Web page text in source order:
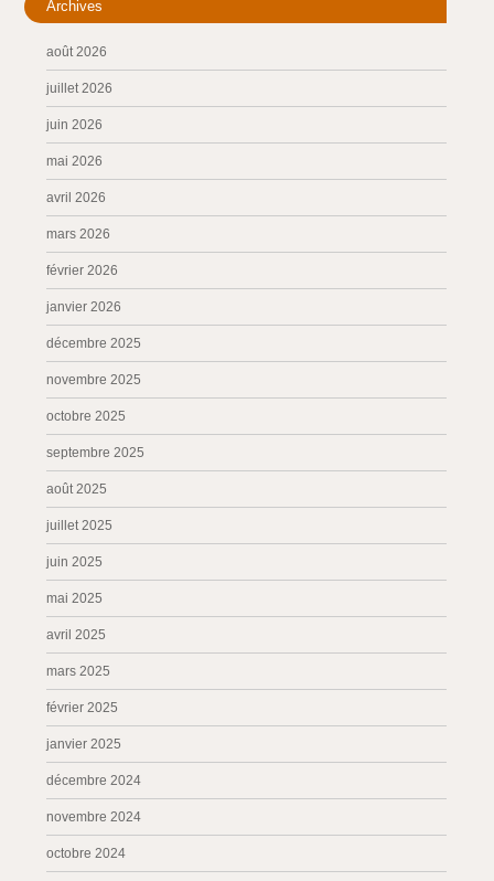
Archives
août 2026
juillet 2026
juin 2026
mai 2026
avril 2026
mars 2026
février 2026
janvier 2026
décembre 2025
novembre 2025
octobre 2025
septembre 2025
août 2025
juillet 2025
juin 2025
mai 2025
avril 2025
mars 2025
février 2025
janvier 2025
décembre 2024
novembre 2024
octobre 2024